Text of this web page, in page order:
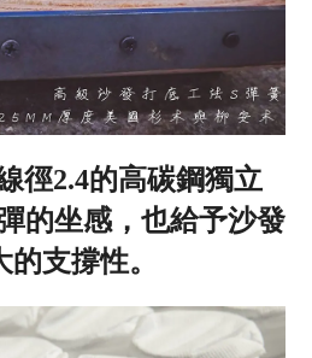
徑2.4的高碳鋼獨立
的坐感，也給予沙發
的支撐性。